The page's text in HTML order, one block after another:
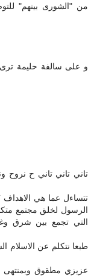
من "الشورى بينهم"
و على سالفة حليمة
تاني تاني تاني ح نروح
الرسول لخلق مجتمع
التي تجمع بين شرق